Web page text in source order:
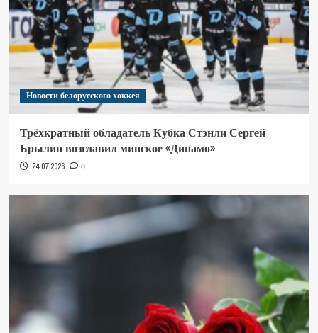
Новости белорусского хоккея
Трёхкратный обладатель Кубка Стэнли Сергей
Брылин возглавил минское «Динамо»
24.07.2026 0